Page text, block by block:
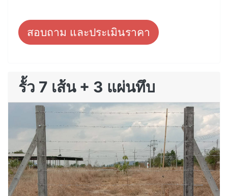
สอบถาม และประเมินราคา
รั้ว 7 เส้น + 3 แผ่นทึบ